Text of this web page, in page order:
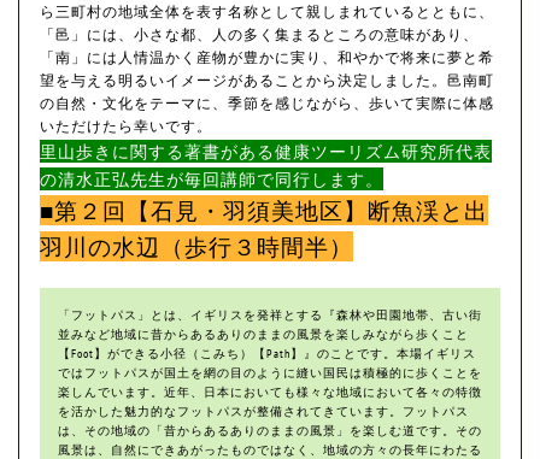
ら三町村の地域全体を表す名称として親しまれているとともに、
「邑」には、小さな都、人の多く集まるところの意味があり、
「南」には人情温かく産物が豊かに実り、和やかで将来に夢と希
望を与える明るいイメージがあることから決定しました。邑南町
の自然・文化をテーマに、季節を感じながら、歩いて実際に体感
いただけたら幸いです。
里山歩きに関する著書がある健康ツーリズム研究所代表
の清水正弘先生が毎回講師で同行します。
■第２回【石見・羽須美地区】断魚渓と出
羽川の水辺（歩行３時間半）
「フットパス」とは、イギリスを発祥とする『森林や田園地帯、古い街
並みなど地域に昔からあるありのままの風景を楽しみながら歩くこと
【Foot】ができる小径（こみち）【Path】』のことです。本場イギリス
ではフットパスが国土を網の目のように縫い国民は積極的に歩くことを
楽しんでいます。近年、日本においても様々な地域において各々の特徴
を活かした魅力的なフットパスが整備されてきています。フットパス
は、その地域の「昔からあるありのままの風景」を楽しむ道です。その
風景は、自然にできあがったものではなく、地域の方々の長年にわたる